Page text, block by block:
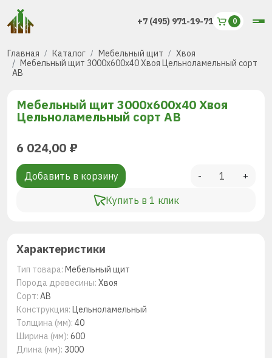
+7 (495) 971-19-71
Главная Каталог Мебельный щит
Хвоя
Мебельный щит 3000x600x40 Хвоя Цельноламельный сорт
AB
Мебельный щит 3000x600x40 Хвоя
Цельноламельный сорт AB
6 024,00 ₽
Добавить в корзину
Купить в 1 клик
- +
Характеристики
Тип товара: Мебельный щит
Порода древесины: Хвоя
Сорт: AB
Конструкция: Цельноламельный
Толщина (мм): 40
Ширина (мм): 600
Длина (мм): 3000